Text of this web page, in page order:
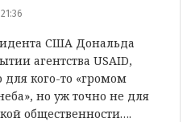
США Дональда
агентства USAID,
для кого-то «громом
но уж точно не для
общественности….